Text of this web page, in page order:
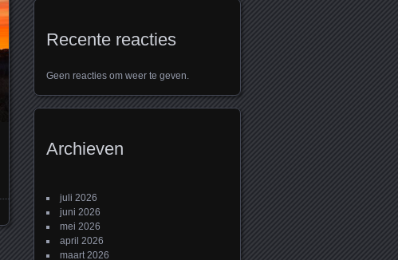
Recente reacties
Geen reacties om weer te geven.
Archieven
juli 2026
juni 2026
mei 2026
april 2026
maart 2026